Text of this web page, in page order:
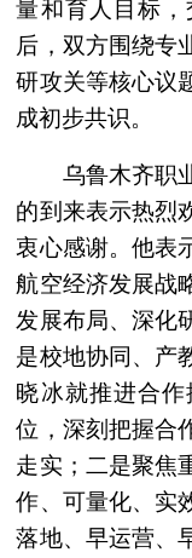
量和育人目标
后，双方围绕专
研攻关等核心议
成初步共识。
乌鲁木齐职
的到来表示热烈
衷心感谢。他表
航空经济发展战
发展布局、深化
是校地协同、产
晓冰就推进合
位，深刻把握合
走实；二是聚焦
作、可量化、实
落地、早运营、